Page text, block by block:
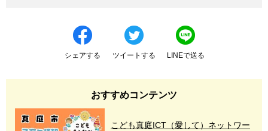
シェアする ツイートする LINEで送る
おすすめコンテンツ
こども真庭ICT（愛して）ネットワー